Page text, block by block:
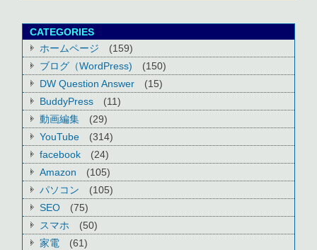
CATEGORIES
ホームページ
(159)
ブログ（WordPress)
(150)
DW Question Answer
(15)
BuddyPress
(11)
動画編集
(29)
YouTube
(314)
facebook
(24)
Amazon
(105)
パソコン
(105)
SEO
(75)
スマホ
(50)
家電
(61)